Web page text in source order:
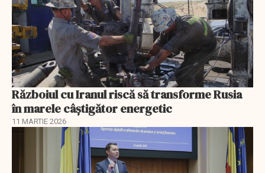
Războiul cu Iranul riscă să transforme Rusia
în marele câștigător energetic
11 MARTIE 2026